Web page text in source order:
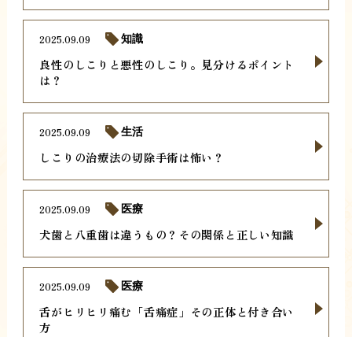
良性のしこりと悪性のしこり。見分けるポイント
は？
2025.09.09 知識
しこりの治療法の切除手術は怖い？
2025.09.09 生活
犬歯と八重歯は違うもの？その関係と正しい知識
2025.09.09 医療
舌がヒリヒリ痛む「舌痛症」その正体と付き合い
方
2025.09.09 医療